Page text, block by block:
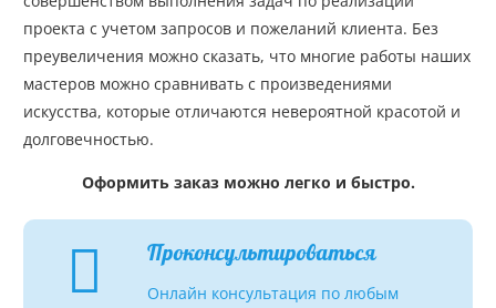
проекта с учетом запросов и пожеланий клиента. Без
преувеличения можно сказать, что многие работы наших
мастеров можно сравнивать с произведениями
искусства, которые отличаются невероятной красотой и
долговечностью.
Оформить заказ можно легко и быстро.
Проконсультироваться
Онлайн консультация по любым